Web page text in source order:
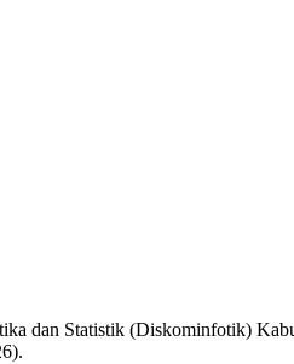
dan Statistik (Diskominfotik)